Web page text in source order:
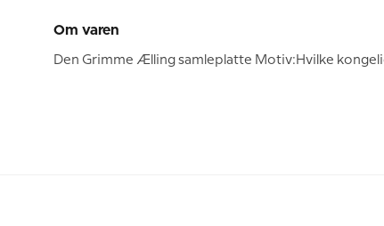
Om varen
Den Grimme Ælling samleplatte Motiv:Hvilke